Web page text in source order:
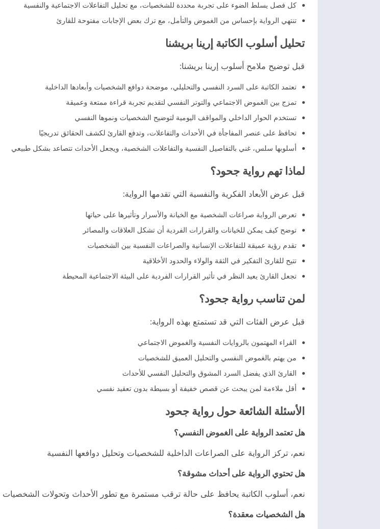
كل فصل يسلط الضوء على تجربة محددة للشخصيات، مع تحليل التفاعلات الاجتماعية والنفسية
تنتهي الرواية بإحساس من الغموض والتأمل، مع ترك بعض الإجابات مفتوحة للقارئ
تحليل أسلوب الكاتبة إرينا بريشنا
قبل توضيح ملامح أسلوب إرينا بريشنا:
تعتمد الكاتبة على السرد النفسي والتحليلي، موضحة دوافع الشخصيات وأبعادها الداخلية
تمزج بين الغموض الاجتماعي والتوتر النفسي لتقديم تجربة قراءة ممتعة وعميقة
تستخدم الحوار الداخلي والمواقف اليومية لتوضيح الشخصيات ونموها النفسي
تحافظ على عنصر المفاجأة في الأحداث والتفاعلات، وتدفع القارئ لكشف الحقائق تدريجيًا
أسلوبها سلس، غني بالتفاصيل النفسية والتفاعلات الشخصية، ويجعل الأحداث تتصاعد بشكل طبيعي
لماذا تهم رواية جحود؟
قبل عرض الأبعاد الفكرية والنفسية التي تقدمها الرواية:
تعرض الرواية صراعات الشخصية مع الخيانة والأسرار وتأثيرها على حياتها
توضح كيف يمكن للخيانات والقرارات الفردية أن تشكل العلاقات والمصائر
تقدم رؤية عميقة للتفاعلات الإنسانية والصراعات النفسية بين الشخصيات
تتيح للقارئ التفكير في الثقة والولاء والحدود الأخلاقية
تجعل القارئ يعيد النظر في تأثير القرارات الفردية على البيئة الاجتماعية المحيطة
لمن تناسب رواية جحود؟
قبل عرض الفئات التي قد تستمتع بهذه الرواية:
القراء المهتمون بالروايات النفسية والغموض الاجتماعي
من يهتم بالغموض النفسي والتحليل العميق للشخصيات
القارئ الذي يفضل السرد المشوق والتحليل النفسي للأحداث
أقل ملاءمة لمن يبحث عن قصص خفيفة أو بسيطة بدون تعقيد نفسي
الأسئلة الشائعة حول رواية جحود
هل تعتمد الرواية على الغموض النفسي؟
نعم، تركز الرواية على الصراعات الداخلية للشخصيات وتحليل دوافعها النفسية
هل تحتوي الرواية على أحداث مشوقة؟
نعم، أسلوب الكاتبة يحافظ على حالة ترقب مستمرة مع تطور الأحداث وتحولات الشخصيات
هل الشخصيات معقدة؟